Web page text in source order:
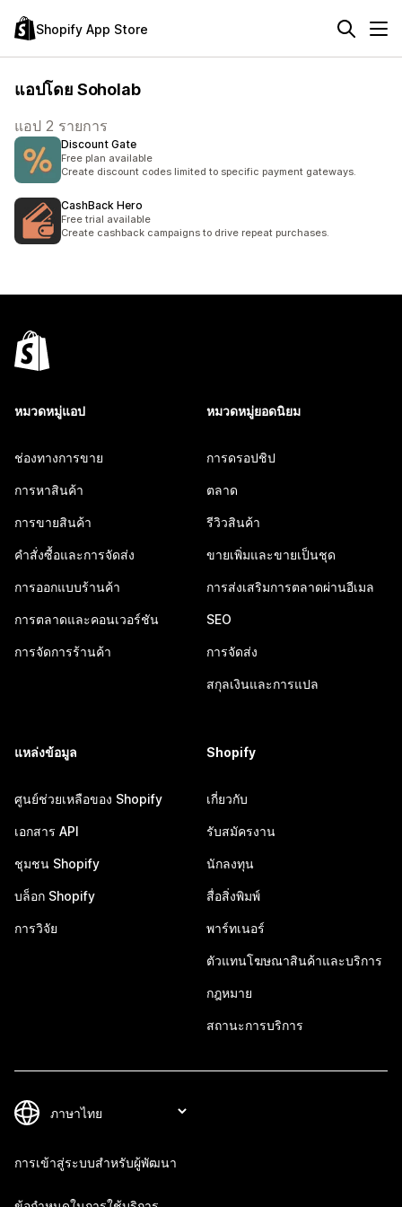
Shopify App Store
แอปโดย Soholab
แอป 2 รายการ
Discount Gate
Free plan available
Create discount codes limited to specific payment gateways.
CashBack Hero
Free trial available
Create cashback campaigns to drive repeat purchases.
หมวดหมู่แอป
ช่องทางการขาย
การหาสินค้า
การขายสินค้า
คำสั่งซื้อและการจัดส่ง
การออกแบบร้านค้า
การตลาดและคอนเวอร์ชัน
การจัดการร้านค้า
หมวดหมู่ยอดนิยม
การดรอปชิป
ตลาด
รีวิวสินค้า
ขายเพิ่มและขายเป็นชุด
การส่งเสริมการตลาดผ่านอีเมล
SEO
การจัดส่ง
สกุลเงินและการแปล
แหล่งข้อมูล
ศูนย์ช่วยเหลือของ Shopify
เอกสาร API
ชุมชน Shopify
บล็อก Shopify
การวิจัย
Shopify
เกี่ยวกับ
รับสมัครงาน
นักลงทุน
สื่อสิ่งพิมพ์
พาร์ทเนอร์
ตัวแทนโฆษณาสินค้าและบริการ
กฎหมาย
สถานะการบริการ
การเข้าสู่ระบบสำหรับผู้พัฒนา